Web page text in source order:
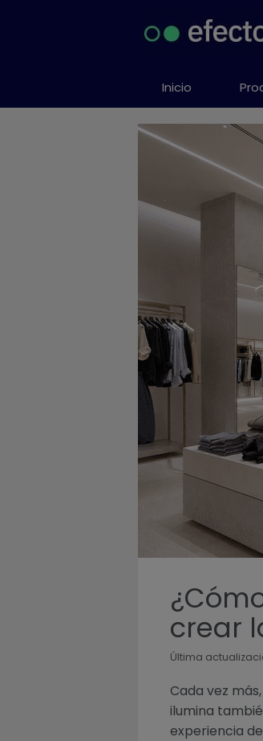
Inicio
crear
Última
Cada vez
ilumina
experiencia